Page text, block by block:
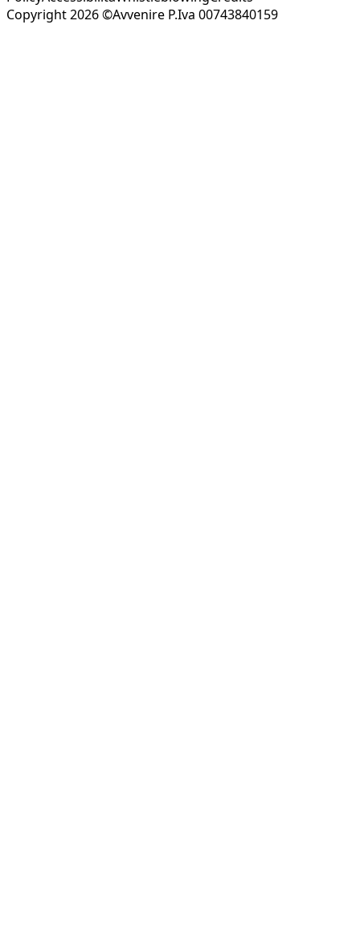
Copyright 2026 ©Avvenire P.Iva 00743840159